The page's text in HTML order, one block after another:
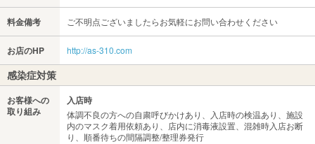
料金備考 ご不明点ございましたらお気軽にお問い合わせください
お店のHP http://as-310.com
感染症対策
お客様への
取り組み
入店時
体調不良の方への自粛呼びかけあり、入店時の検温あり、施設
内のマスク着用依頼あり、店内に消毒液設置、混雑時入店お断
り、順番待ちの間隔調整/整理券発行